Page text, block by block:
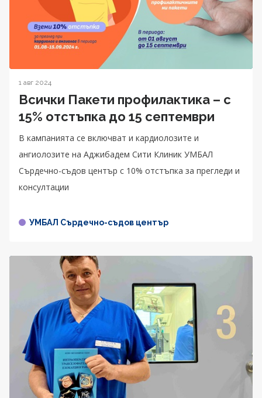
1 авг 2024
Всички Пакети профилактика – с
15% отстъпка до 15 септември
В кампанията се включват и кардиолозите и
ангиолозите на Аджибадем Сити Клиник УМБАЛ
Сърдечно-съдов център с 10% отстъпка за прегледи и
консултации
УМБАЛ Сърдечно-съдов център